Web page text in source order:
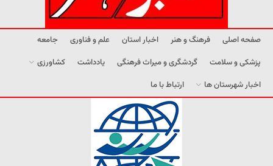
صفحه اصلی فرهنگ و هنر اخبار استان علم و فناوری
جامعه
پزشکی و سلامت
گردشگری و میراث فرهنگی یادداشت
کشاورزی
اخبار شهرستان ها
ارتباط با ما